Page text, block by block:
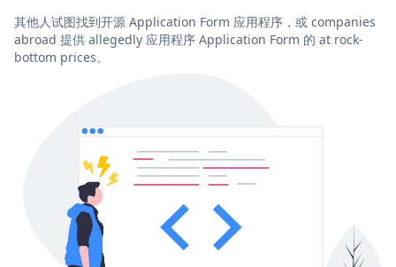
其他人试图找到开源 Application Form 应用程序，或 companies
abroad 提供 allegedly 应用程序 Application Form 的 at rock-
bottom prices。